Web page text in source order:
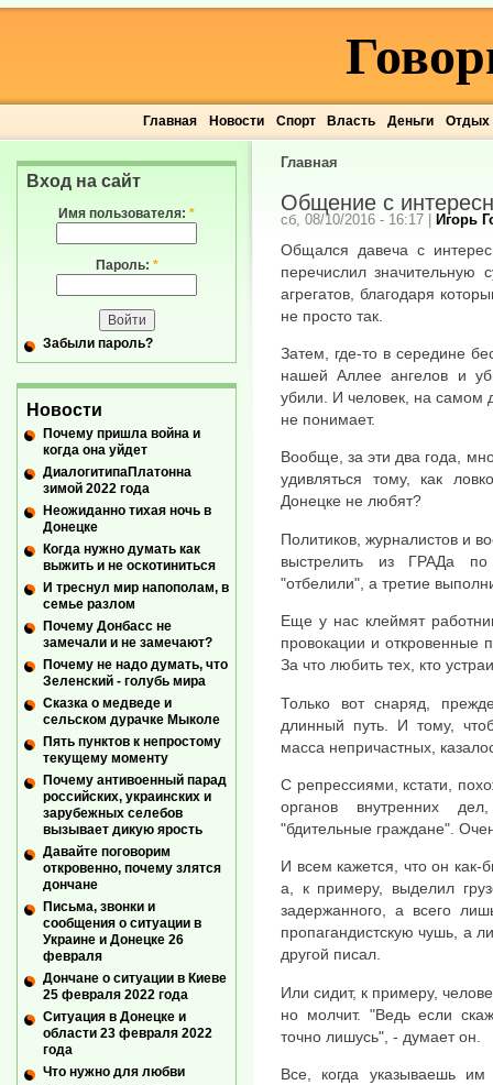
Главная Новости Спорт Власть Деньги Отдых
Главная
Общение с
сб, 08/10/2016 - 16:17 | Игорь
Общался давеча с
перечислил значительную
агрегатов, благодаря
не просто так.
Затем, где-то в середине
нашей Аллее ангелов и
убили. И человек, на самом
не понимает.
Вообще, за эти два года,
удивляться тому, как
Донецке не любят?
Политиков, журналистов и
выстрелить из ГРАДа
"отбелили", а третие
Еще у нас клеймят
провокации и откровенные
За что любить тех, кто
Только вот снаряд,
длинный путь. И тому,
масса непричастных,
С репрессиями, кстати,
органов внутренних
"бдительные граждане".
И всем кажется, что он
а, к примеру, выделил
задержанного, а всего
пропагандистскую чушь, а
другой писал.
Или сидит, к примеру,
но молчит. "Ведь если
точно лишусь", - думает он.
Все, когда указываешь
Вход на сайт
Имя пользователя: *
Пароль: *
Забыли пароль?
Новости
Почему пришла война и
когда она уйдет
ДиалогитипаПлатонна
зимой 2022 года
Неожиданно тихая ночь в
Донецке
Когда нужно думать как
выжить и не оскотиниться
И треснул мир напополам, в
семье разлом
Почему Донбасс не
замечали и не замечают?
Почему не надо думать, что
Зеленский - голубь мира
Сказка о медведе и
сельском дурачке Мыколе
Пять пунктов к непростому
текущему моменту
Почему антивоенный парад
российских, украинских и
зарубежных селебов
вызывает дикую ярость
Давайте поговорим
откровенно, почему злятся
дончане
Письма, звонки и
сообщения о ситуации в
Украине и Донецке 26
февраля
Дончане о ситуации в Киеве
25 февраля 2022 года
Ситуация в Донецке и
области 23 февраля 2022
года
Что нужно для любви